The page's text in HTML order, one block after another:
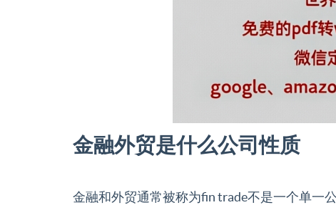
金融外贸是什么公司性质
金融和外贸通常被称为fin trade不是一个单一